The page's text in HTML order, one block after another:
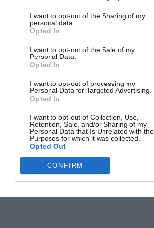
I want to opt-out of the Sharing of my
personal data.
Opted In
I want to opt-out of the Sale of my
Personal Data.
Opted In
I want to opt-out of processing my
Personal Data for Targeted Advertising.
Opted In
I want to opt-out of Collection, Use,
Retention, Sale, and/or Sharing of my
Personal Data that Is Unrelated with the
Purposes for which it was collected.
Opted Out
CONFIRM